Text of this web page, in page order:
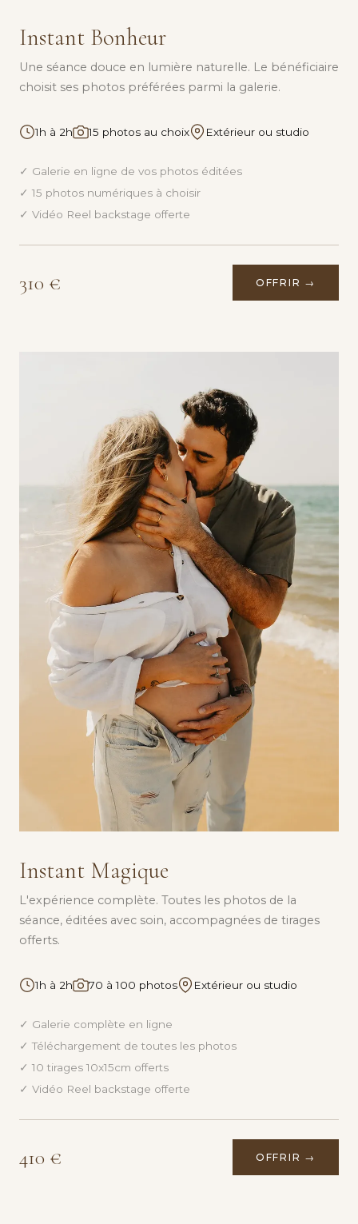
GROSSESSE
FAMILLE
Instant Bonheur
Une séance douce en lumière naturelle. Le bénéficiaire
choisit ses photos préférées parmi la galerie.
1h à 2h 15 photos au choix Extérieur ou studio
✓ Galerie en ligne de vos photos éditées
✓ 15 photos numériques à choisir
✓ Vidéo Reel backstage offerte
310 € OFFRIR →
Instant Magique
L'expérience complète. Toutes les photos de la
séance, éditées avec soin, accompagnées de tirages
offerts.
1h à 2h 70 à 100 photos Extérieur ou studio
✓ Galerie complète en ligne
✓ Téléchargement de toutes les photos
✓ 10 tirages 10x15cm offerts
✓ Vidéo Reel backstage offerte
410 € OFFRIR →